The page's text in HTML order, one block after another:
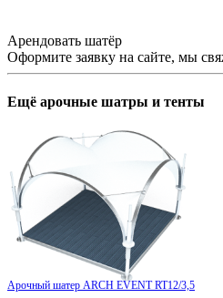
Арендовать шатёр
Оформите заявку на сайте, мы
Ещё арочные шатры и тенты
Арочный шатер ARCH EVENT RT12/3,5